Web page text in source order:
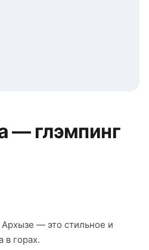
— глэмпинг
— это стильное и
в горах.